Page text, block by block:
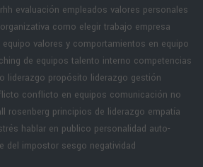
evaluación empleados valores personales
como elegir trabajo empresa
valores y comportamientos en equipo
de equipos talento interno competencias
liderazgo propósito liderazgo gestión
conflicto en equipos comunicación no
rosenberg principios de liderazgo empatía
hablar en publico personalidad auto-
del impostor sesgo negatividad